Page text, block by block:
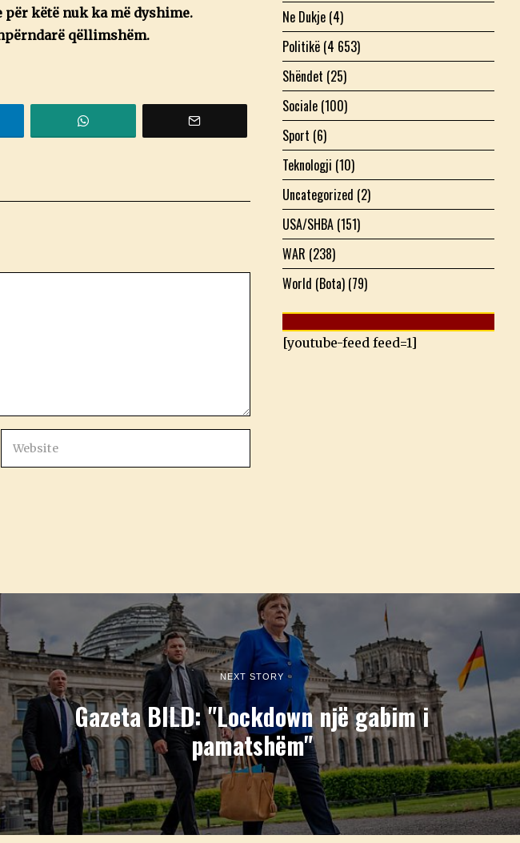
këtë nuk ka më dyshime.
qëllimshëm.
Ne Dukje (4)
Politikë (4 653)
Shëndet (25)
Sociale (100)
Sport (6)
Teknologji (10)
Uncategorized (2)
USA/SHBA (151)
WAR (238)
World (Bota) (79)
[youtube-feed feed=1]
NEXT STORY
Gazeta BILD: "Lockdown një gabim i
pamatshëm"